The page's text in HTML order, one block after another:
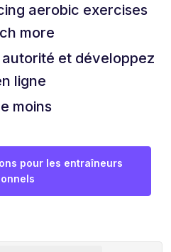
aerobic exercises
more
et développez
ligne
moins
pour les entraîneurs